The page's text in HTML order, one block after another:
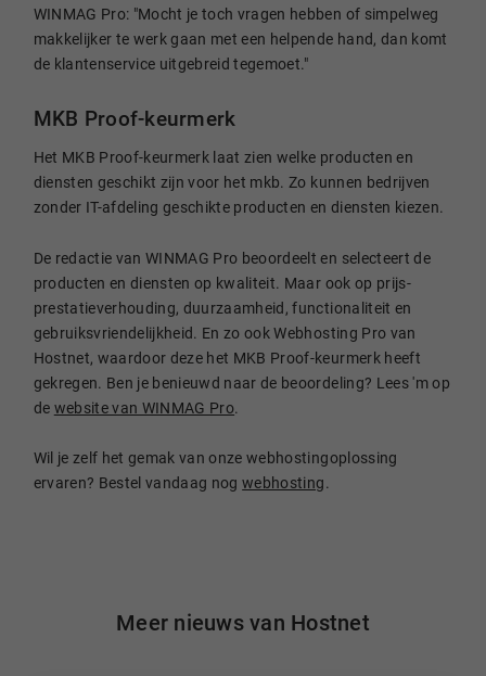
WINMAG Pro: "Mocht je toch vragen hebben of simpelweg
makkelijker te werk gaan met een helpende hand, dan komt
de klantenservice uitgebreid tegemoet."
MKB Proof-keurmerk
Het MKB Proof-keurmerk laat zien welke producten en
diensten geschikt zijn voor het mkb. Zo kunnen bedrijven
zonder IT-afdeling geschikte producten en diensten kiezen.
De redactie van WINMAG Pro beoordeelt en selecteert de
producten en diensten op kwaliteit. Maar ook op prijs-
prestatieverhouding, duurzaamheid, functionaliteit en
gebruiksvriendelijkheid. En zo ook Webhosting Pro van
Hostnet, waardoor deze het MKB Proof-keurmerk heeft
gekregen. Ben je benieuwd naar de beoordeling? Lees 'm op
de website van WINMAG Pro.
Wil je zelf het gemak van onze webhostingoplossing
ervaren? Bestel vandaag nogwebhosting.
Meer nieuws van Hostnet